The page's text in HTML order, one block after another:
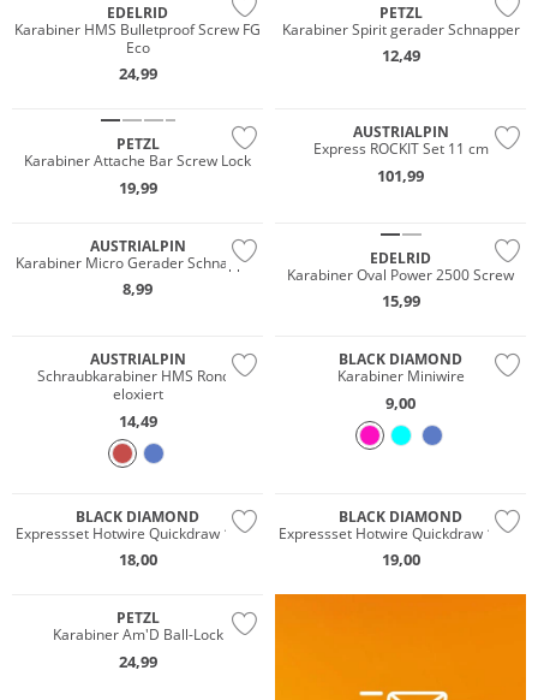
EDELRID
Karabiner HMS Bulletproof Screw FG
Eco
24,99
PETZL
Karabiner Spirit gerader Schnapper
12,49
PETZL
Karabiner Attache Bar Screw Lock
19,99
AUSTRIALPIN
Express ROCKIT Set 11 cm
101,99
AUSTRIALPIN
Karabiner Micro Gerader Schnapper
8,99
EDELRID
Karabiner Oval Power 2500 Screw
15,99
AUSTRIALPIN
Schraubkarabiner HMS Rondo
eloxiert
14,49
BLACK DIAMOND
Karabiner Miniwire
9,00
BLACK DIAMOND
Expressset Hotwire Quickdraw 12cm
18,00
BLACK DIAMOND
Expressset Hotwire Quickdraw 16cm
19,00
PETZL
Karabiner Am'D Ball-Lock
24,99